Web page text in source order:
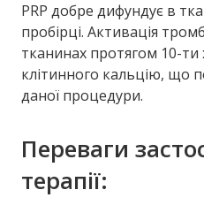
PRP добре дифундує в
пробірці. Активація
тканинах протягом 10-
клітинного кальцію, що
даної процедури.
Переваги
терапії: